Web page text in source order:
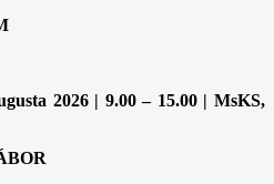
2026 | 9.00 – 15.00 | MsKS,